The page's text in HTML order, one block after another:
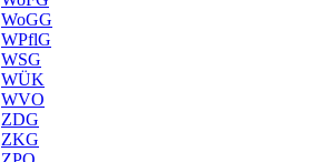
WoGG
WPflG
WSG
WÜK
WVO
ZDG
ZKG